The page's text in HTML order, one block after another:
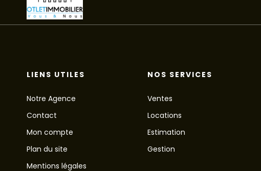
LIENS UTILES
Notre Agence
Contact
Mon compte
Plan du site
Mentions légales
NOS SERVICES
Ventes
Locations
Estimation
Gestion